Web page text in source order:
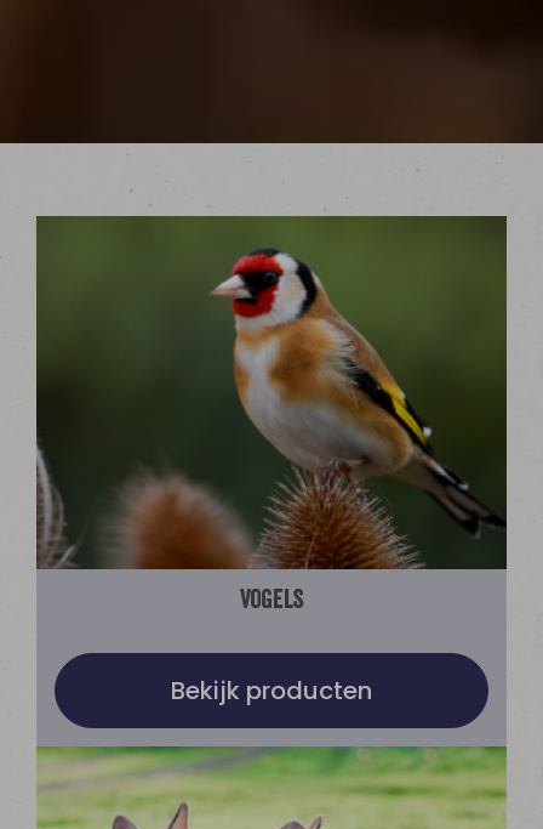
Vogels
Bekijk producten